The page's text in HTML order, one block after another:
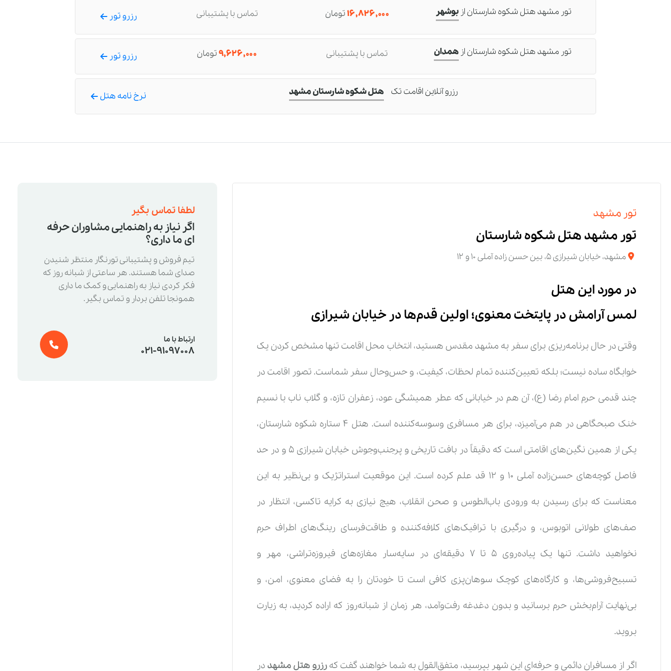
تور مشهد هتل شکوه شارستان از بوشهر ۱۶,۸۲۶,۰۰۰تومان تماس با پشتیبانی رزرو تور
تور مشهد هتل شکوه شارستان از همدان تماس با پشتیبانی ۹,۶۲۶,۰۰۰تومان رزرو تور
رزرو آنلاین اقامت تک هتل شکوه شارستان مشهد نرخ نامه هتل
تور مشهد
تور مشهد هتل شکوه شارستان
مشهد، خیابان شیرازی ۵، بین حسن زاده آملی ۱۰ و ۱۲
در مورد این هتل
لمس آرامش در پایتخت معنوی؛ اولین قدم‌ها در خیابان شیرازی
وقتی در حال برنامه‌ریزی برای سفر به مشهد مقدس هستید، انتخاب محل اقامت تنها مشخص کردن یک
خوابگاه ساده نیست؛ بلکه تعیین‌کننده تمام لحظات، کیفیت، و حس‌وحال سفر شماست. تصور اقامت در
چند قدمی حرم امام رضا (ع)، آن هم در خیابانی که عطر همیشگی عود، زعفران تازه، و گلاب ناب با نسیم
خنک صبحگاهی در هم می‌آمیزد، برای هر مسافری وسوسه‌کننده است. هتل ۴ ستاره شکوه شارستان،
یکی از همین نگین‌های اقامتی است که دقیقاً در بافت تاریخی و پرجنب‌وجوش خیابان شیرازی ۵ و در حد
فاصل کوچه‌های حسن‌زاده آملی ۱۰ و ۱۲ قد علم کرده است. این موقعیت استراتژیک و بی‌نظیر به این
معناست که برای رسیدن به ورودی باب‌الطوس و صحن انقلاب، هیچ نیازی به کرایه تاکسی، انتظار در
صف‌های طولانی اتوبوس، و درگیری با ترافیک‌های کلافه‌کننده و طاقت‌فرسای رینگ‌های اطراف حرم
نخواهید داشت. تنها یک پیاده‌روی ۵ تا ۷ دقیقه‌ای در سایه‌سار مغازه‌های فیروزه‌تراشی، مهر و
تسبیح‌فروشی‌ها، و کارگاه‌های کوچک سوهان‌پزی کافی است تا خودتان را به فضای معنوی، امن، و
بی‌نهایت آرام‌بخش حرم برسانید و بدون دغدغه رفت‌و‌آمد، هر زمان از شبانه‌روز که اراده کردید، به زیارت
بروید.
اگر از مسافران دائمی و حرفه‌ای این شهر بپرسید، متفق‌القول به شما خواهند گفت کهرزرو هتل مشهددر
لطفا تماس بگیر
اگر نیاز به راهنمایی مشاوران حرفه
ای ما داری؟
تیم فروش و پشتیبانی تورنگار منتظر شنیدن
صدای شما هستند. هر ساعتی از شبانه روز که
فکر کردی نیاز به راهنمایی و کمک ما داری
همونجا تلفن بردار و تماس بگیر.
ارتباط با ما
021-91097008
مدت زمان سفر : زمان شروع سفر :